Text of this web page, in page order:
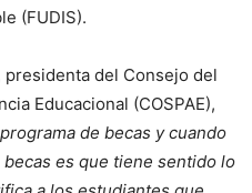
(FUDIS).
presidenta del Consejo del
Educacional (COSPAE),
de becas y cuando
es que tiene sentido lo